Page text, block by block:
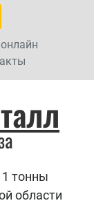
1 тонны
области